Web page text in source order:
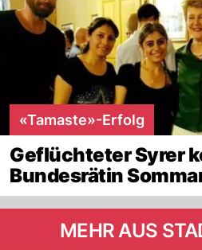
«Tamaste»-Erfolg
Geflüchteter Syrer
Bundesrätin
MEHR AUS